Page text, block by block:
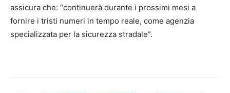
assicura che: “continuerà durante i prossimi mesi a
fornire i tristi numeri in tempo reale, come agenzia
specializzata per la sicurezza stradale”.